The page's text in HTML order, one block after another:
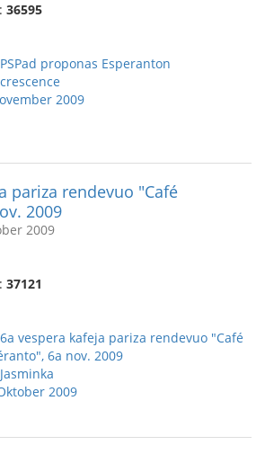
36595
PSPad proponas Esperanton
crescence
2009
pariza rendevuo "Café
2009
2009
37121
6a vespera kafeja pariza rendevuo "Café
6a nov. 2009
Jasminka
2009